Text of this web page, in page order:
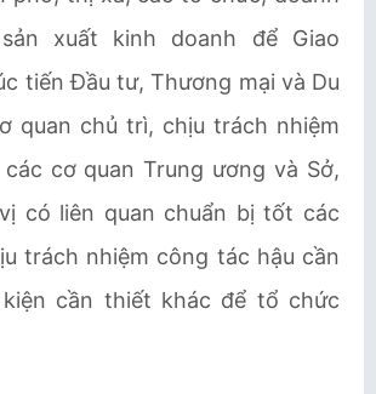
xuất kinh doanh để Giao
tiến Đầu tư, Thương mại và Du
quan chủ trì, chịu trách nhiệm
cơ quan Trung ương và Sở,
có liên quan chuẩn bị tốt các
trách nhiệm công tác hậu cần
cần thiết khác để tổ chức